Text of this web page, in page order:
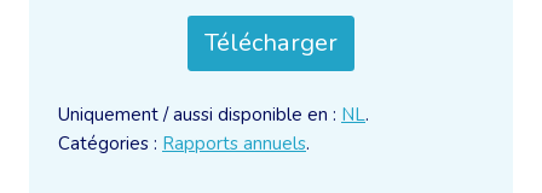
Télécharger
Uniquement / aussi disponible en : NL.
Catégories : Rapports annuels.